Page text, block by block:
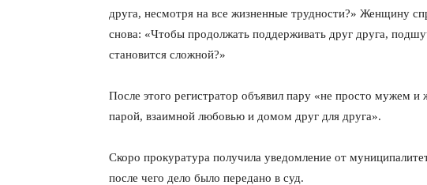
друга, несмотря на все жизненные трудности?» Женщину
снова: «Чтобы продолжать поддерживать друг друга,
становится сложной?»
После этого регистратор объявил пару «не просто мужем
парой, взаимной любовью и домом друг для друга».
Скоро прокуратура получила уведомление от
после чего дело было передано в суд.